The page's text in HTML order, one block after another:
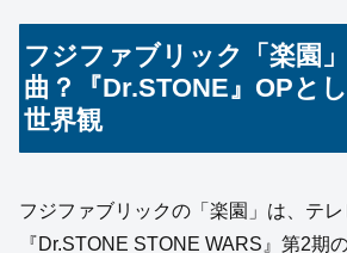
フジファブリック「楽園
曲？『Dr.STONE』OPと
世界観
フジファブリックの「楽園」は、テレ
『Dr.STONE STONE WARS』第2期